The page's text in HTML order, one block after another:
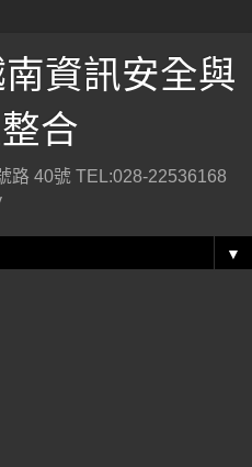
資訊安全與
合
路 40號 TEL:028-22536168
▼